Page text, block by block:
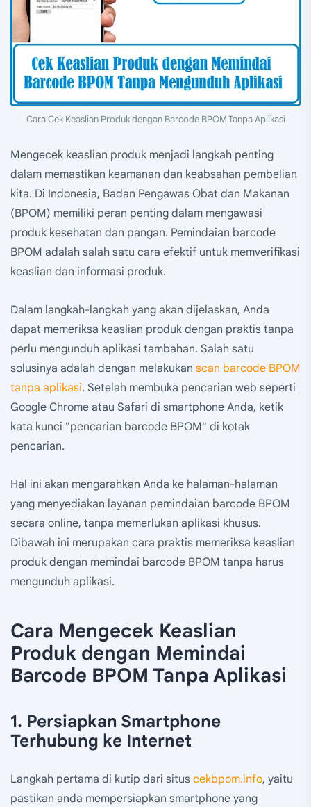
Cara Cek Keaslian Produk dengan Barcode BPOM Tanpa Aplikasi
Mengecek keaslian produk menjadi langkah penting
dalam memastikan keamanan dan keabsahan pembelian
kita. Di Indonesia, Badan Pengawas Obat dan Makanan
(BPOM) memiliki peran penting dalam mengawasi
produk kesehatan dan pangan. Pemindaian barcode
BPOM adalah salah satu cara efektif untuk memverifikasi
keaslian dan informasi produk.
Dalam langkah-langkah yang akan dijelaskan, Anda
dapat memeriksa keaslian produk dengan praktis tanpa
perlu mengunduh aplikasi tambahan. Salah satu
solusinya adalah dengan melakukan scan barcode BPOM
tanpa aplikasi. Setelah membuka pencarian web seperti
Google Chrome atau Safari di smartphone Anda, ketik
kata kunci "pencarian barcode BPOM" di kotak
pencarian.
Hal ini akan mengarahkan Anda ke halaman-halaman
yang menyediakan layanan pemindaian barcode BPOM
secara online, tanpa memerlukan aplikasi khusus.
Dibawah ini merupakan cara praktis memeriksa keaslian
produk dengan memindai barcode BPOM tanpa harus
mengunduh aplikasi.
Cara Mengecek Keaslian
Produk dengan Memindai
Barcode BPOM Tanpa Aplikasi
1. Persiapkan Smartphone
Terhubung ke Internet
Langkah pertama di kutip dari situs cekbpom.info, yaitu
pastikan anda mempersiapkan smartphone yang